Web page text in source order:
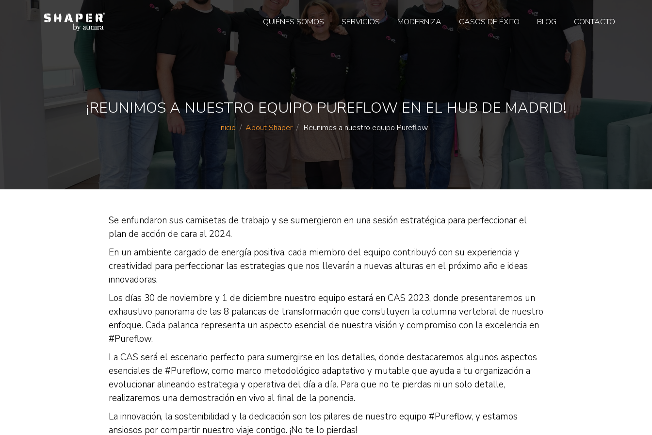
QUIÉNES SOMOS SERVICIOS MODERNIZA CASOS DE ÉXITO BLOG CONTACTO
¡REUNIMOS A NUESTRO EQUIPO PUREFLOW EN EL HUB DE MADRID!
Estás aquí:
Inicio About Shaper ¡Reunimos a nuestro equipo Pureflow…
Se enfundaron sus camisetas de trabajo y se sumergieron en una sesión estratégica para perfeccionar el
plan de acción de cara al 2024.
En un ambiente cargado de energía positiva, cada miembro del equipo contribuyó con su experiencia y
creatividad para perfeccionar las estrategias que nos llevarán a nuevas alturas en el próximo año e ideas
innovadoras.
Los días 30 de noviembre y 1 de diciembre nuestro equipo estará en CAS 2023, donde presentaremos un
exhaustivo panorama de las 8 palancas de transformación que constituyen la columna vertebral de nuestro
enfoque. Cada palanca representa un aspecto esencial de nuestra visión y compromiso con la excelencia en
#Pureflow.
La CAS será el escenario perfecto para sumergirse en los detalles, donde destacaremos algunos aspectos
esenciales de #Pureflow, como marco metodológico adaptativo y mutable que ayuda a tu organización a
evolucionar alineando estrategia y operativa del día a día. Para que no te pierdas ni un solo detalle,
realizaremos una demostración en vivo al final de la ponencia.
La innovación, la sostenibilidad y la dedicación son los pilares de nuestro equipo #Pureflow, y estamos
ansiosos por compartir nuestro viaje contigo. ¡No te lo pierdas!